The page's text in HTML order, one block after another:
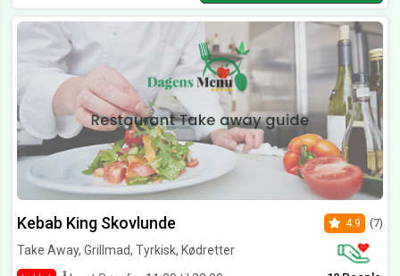
Kebab King Skovlunde
Take Away, Grillmad, Tyrkisk, Kødretter
4.9 (7)